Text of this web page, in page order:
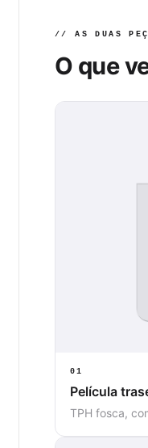
// AS DUAS
O que
01
Película
TPH fosca,